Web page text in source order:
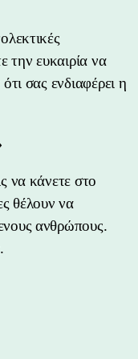
την ευκαιρία να
σας ενδιαφέρει η
να κάνετε στο
θέλουν να
ανθρώπους.